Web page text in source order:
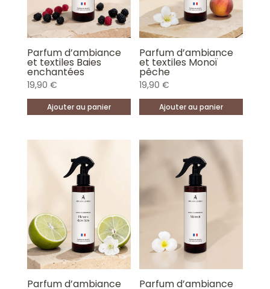
Parfum d’ambiance
et textiles Baies
enchantées
19,90 €
Ajouter au panier
Parfum d’ambiance
et textiles Monoï
pêche
19,90€
Ajouter au panier
Parfum d’ambiance Parfum d’ambiance